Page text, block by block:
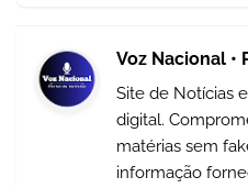
Voz Nacional •
Site de Notícias
digital.
matérias sem
informação